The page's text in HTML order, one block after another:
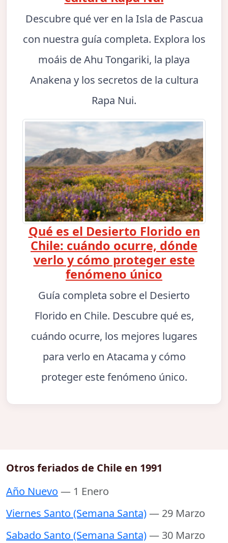
Descubre qué ver en la Isla de Pascua
con nuestra guía completa. Explora los
moáis de Ahu Tongariki, la playa
Anakena y los secretos de la cultura
Rapa Nui.
Qué es el Desierto Florido en
Chile: cuándo ocurre, dónde
verlo y cómo proteger este
fenómeno único
Guía completa sobre el Desierto
Florido en Chile. Descubre qué es,
cuándo ocurre, los mejores lugares
para verlo en Atacama y cómo
proteger este fenómeno único.
Otros feriados de Chile en 1991
Año Nuevo — 1 Enero
Viernes Santo (Semana Santa)— 29 Marzo
Sabado Santo (Semana Santa)— 30 Marzo